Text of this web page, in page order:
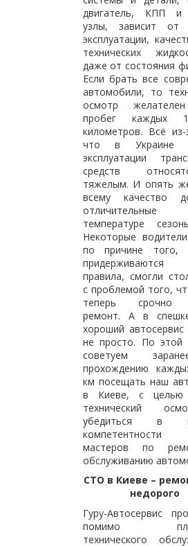
двигатель, КПП и
узлы, зависит от
эксплуатации,
технических
даже от состояния
Если брать все
автомобили, то
осмотр
пробег каждых
километров. Всё из-
что в Украине
эксплуатации
средств
тяжелым. И опять
всему качество
температуре
Некоторые
по причине того,
правила, смогли
с проблемой того,
теперь срочно
ремонт. А в
хороший
не просто. По этой
советуем
прохождению
км посещать наш
в Киеве, с целью
технический
убедиться в
мастеров по
обслуживанию
СТО в Киеве –
недорого
Гуру-Автосервис
помимо
технического